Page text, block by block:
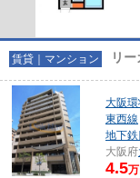
賃貸｜マンション リ
大阪環
東西線
地下
大阪府
4.5